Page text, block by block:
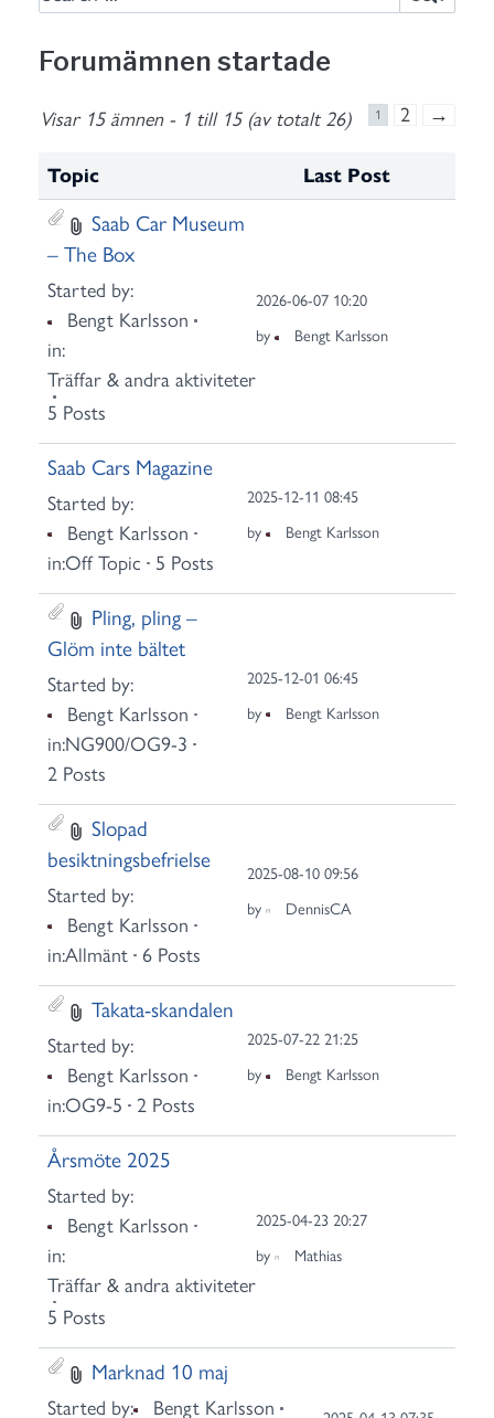
e
a
r
c
o
Forumämnen startade
Visar 15 ämnen - 1 till 15 (av totalt 26) 1 2 →
Topic Last Post
Saab Car Museum
– The Box
Started by:
Bengt Karlsson
in:
Träffar & andra aktiviteter
5 Posts
2026-06-07 10:20
by
Bengt Karlsson
Saab Cars Magazine
Started by:
Bengt Karlsson
in:Off Topic 5 Posts
2025-12-11 08:45
by
Bengt Karlsson
Pling, pling –
Glöm inte bältet
Started by:
Bengt Karlsson
in:NG900/OG9-3
2 Posts
2025-12-01 06:45
by
Bengt Karlsson
Slopad
besiktningsbefrielse
Started by:
Bengt Karlsson
in:Allmänt 6 Posts
2025-08-10 09:56
by
DennisCA
Takata-skandalen
Started by:
Bengt Karlsson
in:OG9-5 2 Posts
2025-07-22 21:25
by
Bengt Karlsson
Årsmöte 2025
Started by:
Bengt Karlsson
in:
Träffar & andra aktiviteter
5 Posts
2025-04-23 20:27
by
Mathias
Marknad 10 maj
Started by: Bengt Karlsson